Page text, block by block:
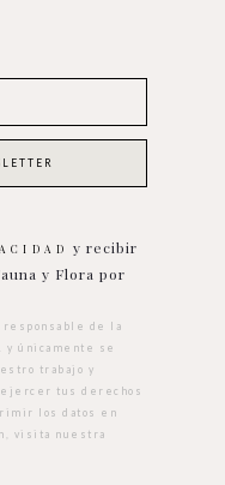
y recibir
y Flora por
responsable de la
y únicamente se
trabajo y
ejercer tus derechos
los datos en
visita nuestra